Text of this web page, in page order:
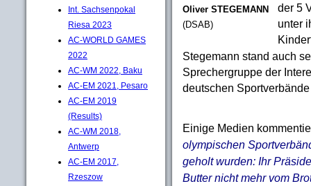
Int. Sachsenpokal
Riesa 2023
AC-WORLD GAMES
2022
AC-WM 2022, Baku
AC-EM 2021, Pesaro
AC-EM 2019
(Results)
AC-WM 2018,
Antwerp
AC-EM 2017,
Rzeszow
Oliver STEGEMANN
(DSAB)
der 5
unter
Stegemann stand auch
Sprechergruppe der
deutschen
Einige Medien
olympischen
geholt wurden: Ihr
Butter nicht mehr vom